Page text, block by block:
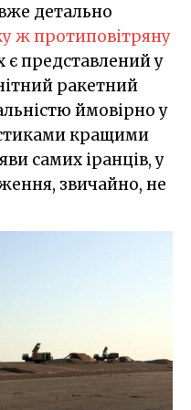
детально
ж протиповітряну
є представлений у
ракетний
ймовірно у
кращими
самих іранців, у
звичайно, не